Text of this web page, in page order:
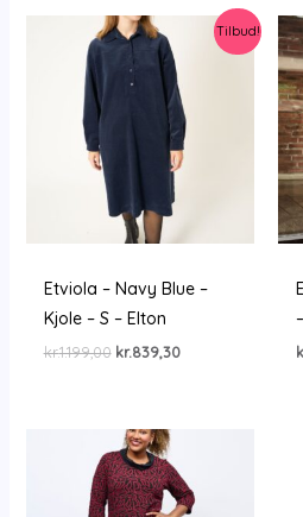
Tilbud!
Etviola – Navy Blue –
Kjole – S – Elton
kr.1.199,00 Den
kr.1.199,00.
kr.839,30Den